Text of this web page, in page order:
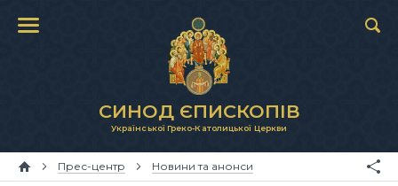
СИНОД ЄПИСКОПІВ
Української Греко-Католицької Церкви
Прес-центр Новини та анонси